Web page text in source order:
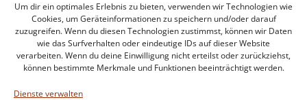
Um dir ein optimales Erlebnis zu bieten, verwenden wir Technologien wie
Cookies, um Geräteinformationen zu speichern und/oder darauf
zuzugreifen. Wenn du diesen Technologien zustimmst, können wir Daten
wie das Surfverhalten oder eindeutige IDs auf dieser Website
verarbeiten. Wenn du deine Einwilligung nicht erteilst oder zurückziehst,
können bestimmte Merkmale und Funktionen beeinträchtigt werden.
Dienste verwalten